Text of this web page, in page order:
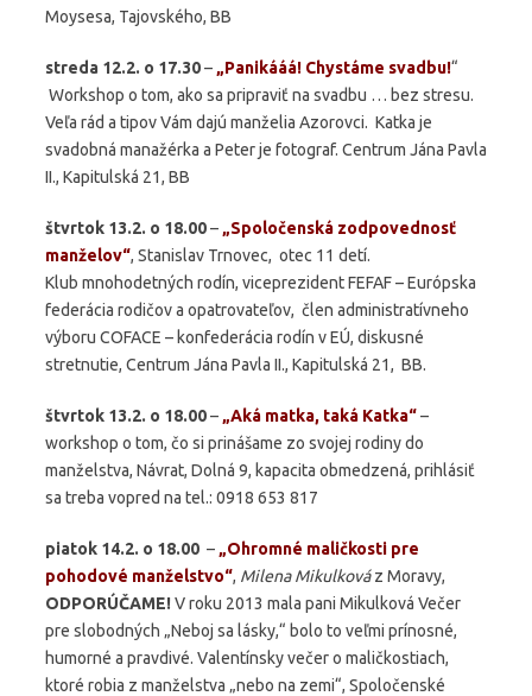
Moysesa, Tajovského, BB
streda 12.2. o 17.30– „Panikááá! Chystáme svadbu!“
Workshop o tom, ako sa pripraviť na svadbu … bez stresu.
Veľa rád a tipov Vám dajú manželia Azorovci. Katka je
svadobná manažérka a Peter je fotograf. Centrum Jána Pavla
II., Kapitulská 21, BB
štvrtok 13.2. o 18.00– „Spoločenská zodpovednosť
manželov“, Stanislav Trnovec, otec 11 detí.
Klub mnohodetných rodín, viceprezident FEFAF – Európska
federácia rodičov a opatrovateľov, člen administratívneho
výboru COFACE – konfederácia rodín v EÚ, diskusné
stretnutie, Centrum Jána Pavla II., Kapitulská 21, BB.
štvrtok 13.2. o 18.00– „Aká matka, taká Katka“–
workshop o tom, čo si prinášame zo svojej rodiny do
manželstva, Návrat, Dolná 9, kapacita obmedzená, prihlásiť
sa treba vopred na tel.: 0918 653 817
piatok 14.2. o 18.00 – „Ohromné maličkosti pre
pohodové manželstvo“, Milena Mikulkováz Moravy,
ODPORÚČAME!V roku 2013 mala pani Mikulková Večer
pre slobodných „Neboj sa lásky,“ bolo to veľmi prínosné,
humorné a pravdivé. Valentínsky večer o maličkostiach,
ktoré robia z manželstva „nebo na zemi“, Spoločenské